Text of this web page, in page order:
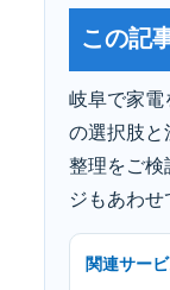
この記
岐阜で家電
の選択肢と
整理をご検
ジもあわせ
関連サー